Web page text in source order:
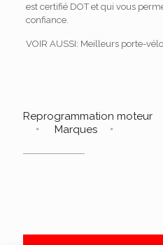
est certifié DOT et qui vous
confiance.
VOIR AUSSI: Meilleurs porte-
Reprogrammation moteur
Marques